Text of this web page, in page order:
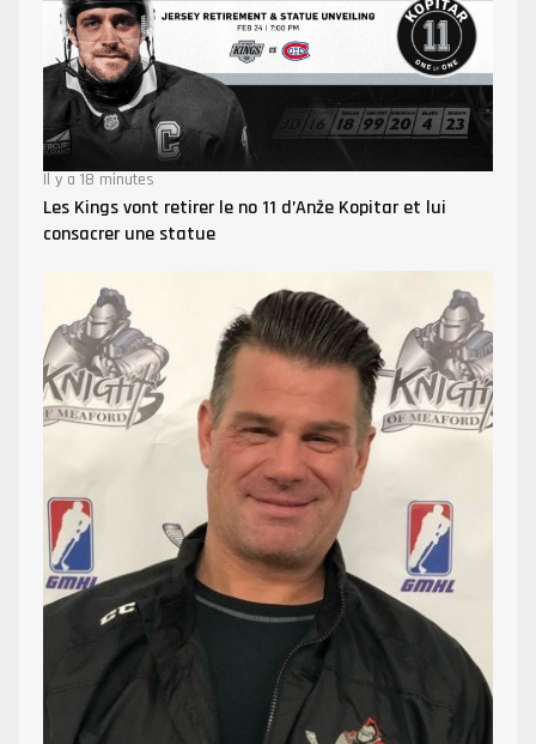
Il y a 18 minutes
Les Kings vont retirer le no 11 d’Anže Kopitar et lui
consacrer une statue